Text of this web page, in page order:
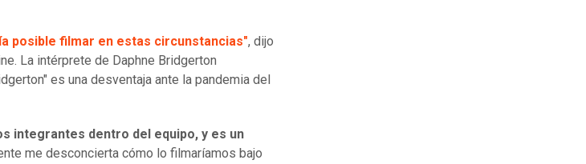
posible filmar en estas circunstancias", dijo
La intérprete de Daphne Bridgerton
es una desventaja ante la pandemia del
integrantes dentro del equipo, y es un
me desconcierta cómo lo filmaríamos bajo